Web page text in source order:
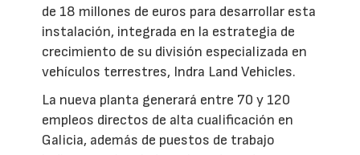
de 18 millones de euros para desarrollar esta
instalación, integrada en la estrategia de
crecimiento de su división especializada en
vehículos terrestres, Indra Land Vehicles.
La nueva planta generará entre 70 y 120
empleos directos de alta cualificación en
Galicia, además de puestos de trabajo